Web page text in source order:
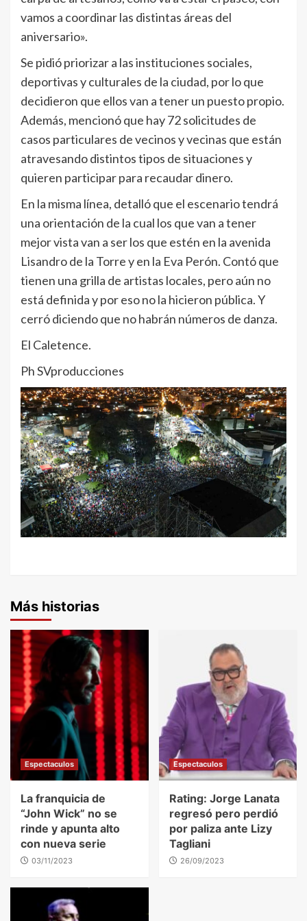
vamos a coordinar las distintas áreas del
aniversario».
Se pidió priorizar a las instituciones sociales,
deportivas y culturales de la ciudad, por lo que
decidieron que ellos van a tener un puesto propio.
Además, mencionó que hay 72 solicitudes de
casos particulares de vecinos y vecinas que están
atravesando distintos tipos de situaciones y
quieren participar para recaudar dinero.
En la misma línea, detalló que el escenario tendrá
una orientación de la cual los que van a tener
mejor vista van a ser los que estén en la avenida
Lisandro de la Torre y en la Eva Perón. Contó que
tienen una grilla de artistas locales, pero aún no
está definida y por eso no la hicieron pública. Y
cerró diciendo que no habrán números de danza.
El Caletence.
Ph SVproducciones
Más historias
Espectaculos
La franquicia de
“John Wick” no se
rinde y apunta alto
con nueva serie
03/11/2023
Espectaculos
Rating: Jorge Lanata
regresó pero perdió
por paliza ante Lizy
Tagliani
26/09/2023